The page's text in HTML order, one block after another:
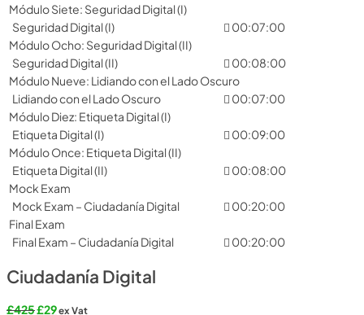
Módulo Siete: Seguridad Digital (I)
Seguridad Digital (I)
00:07:00
Módulo Ocho: Seguridad Digital (II)
Seguridad Digital (II)
00:08:00
Módulo Nueve: Lidiando con el Lado Oscuro
Lidiando con el Lado Oscuro
00:07:00
Módulo Diez: Etiqueta Digital (I)
Etiqueta Digital (I)
00:09:00
Módulo Once: Etiqueta Digital (II)
Etiqueta Digital (II)
00:08:00
Mock Exam
Mock Exam – Ciudadanía Digital
00:20:00
Final Exam
Final Exam – Ciudadanía Digital
00:20:00
Ciudadanía Digital
£425Original
£29Current
ex Vat